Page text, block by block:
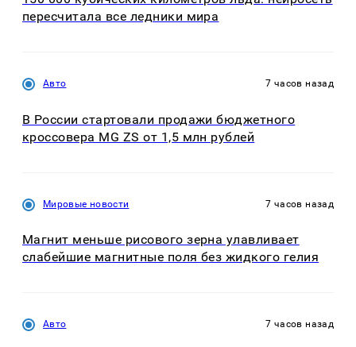
пересчитала все ледники мира
Авто 7 часов назад
В России стартовали продажи бюджетного
кроссовера MG ZS от 1,5 млн рублей
Мировые новости 7 часов назад
Магнит меньше рисового зерна улавливает
слабейшие магнитные поля без жидкого гелия
Авто 7 часов назад